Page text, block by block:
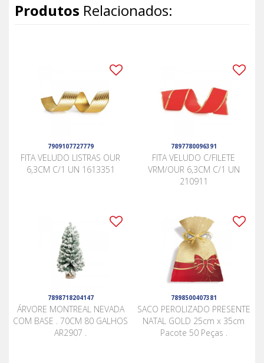
Produtos Relacionados:
7909107727779
FITA VELUDO LISTRAS OUR
6,3CM C/1 UN 1613351
7897780096391
FITA VELUDO C/FILETE
VRM/OUR 6,3CM C/1 UN
210911
7898718204147
ÁRVORE MONTREAL NEVADA
COM BASE . 70CM 80 GALHOS
AR2907 .
7898500407381
SACO PEROLIZADO PRESENTE
NATAL GOLD 25cm x 35cm
Pacote 50 Peças .